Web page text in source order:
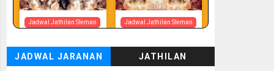
Jadwal Jathilan Sleman
📅 Besok (7/8)
Jadwal Jathilan Sleman
Tunggul Rukun
📅 Besok (7/8)
JADWAL JARANAN JATHILAN